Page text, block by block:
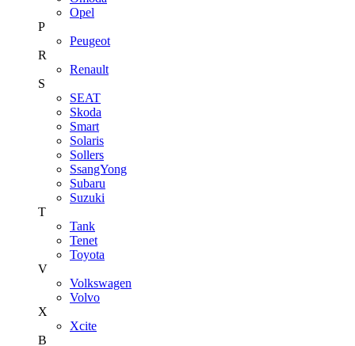
Opel
P
Peugeot
R
Renault
S
SEAT
Skoda
Smart
Solaris
Sollers
SsangYong
Subaru
Suzuki
T
Tank
Tenet
Toyota
V
Volkswagen
Volvo
X
Xcite
В